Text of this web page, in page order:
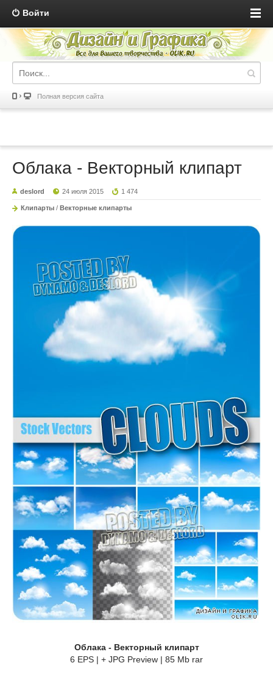
Войти
Полная версия сайта
Облака - Векторный клипарт
deslord 24 июля 2015 1 474
Клипарты / Векторные клипарты
Облака - Векторный клипарт
6 EPS | + JPG Preview | 85 Mb rar